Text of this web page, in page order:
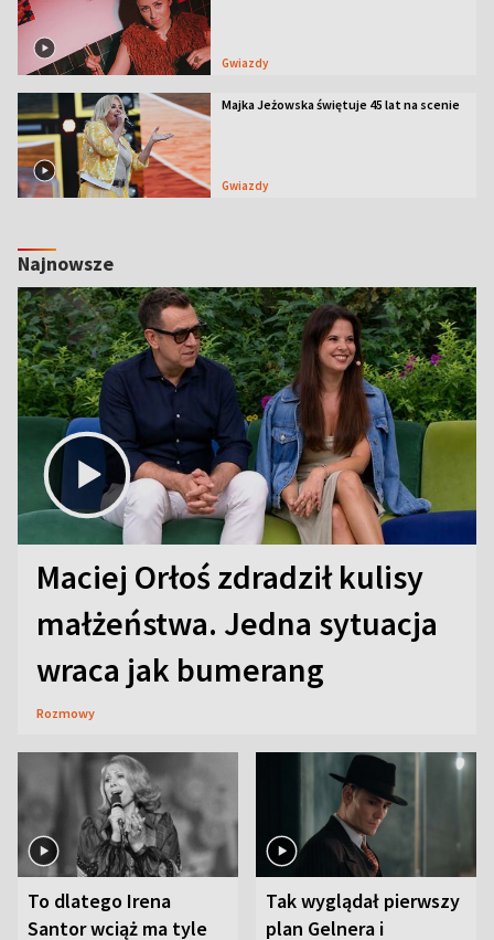
Gwiazdy
Majka Jeżowska świętuje 45 lat na scenie
Gwiazdy
Najnowsze
Maciej Orłoś zdradził kulisy
małżeństwa. Jedna sytuacja
wraca jak bumerang
Rozmowy
To dlatego Irena
Santor wciąż ma tyle
Tak wyglądał pierwszy
plan Gelnera i